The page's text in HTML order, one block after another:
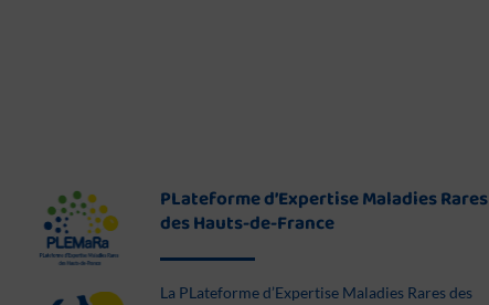
PLateforme d’Expertise Maladies Rares
des Hauts-de-France
La PLateforme d’Expertise Maladies Rares des